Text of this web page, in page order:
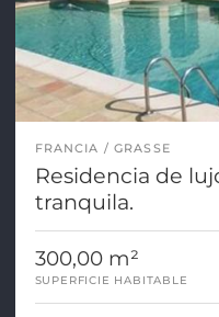
FRANCIA GRASSE
Residencia de
tranquila.
300,00 m²
SUPERFICIE HABITABLE